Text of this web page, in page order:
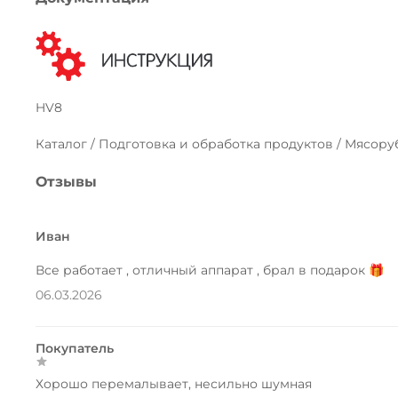
HV8
Каталог / Подготовка и обработка продуктов /
Отзывы
Иван
Все работает , отличный аппарат , брал в подарок 🎁
06.03.2026
Покупатель
Хорошо перемалывает, несильно шумная